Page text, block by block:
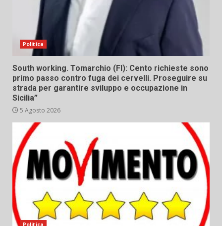
Politica
South working. Tomarchio (FI): Cento richieste sono
primo passo contro fuga dei cervelli. Proseguire su
strada per garantire sviluppo e occupazione in
Sicilia”
5 Agosto 2026